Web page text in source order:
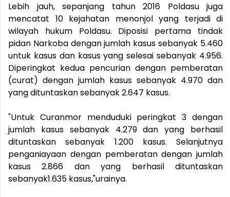
Lebih jauh, sepanjang tahun 2016 Poldasu juga
mencatat 10 kejahatan menonjol yang terjadi di
wilayah hukum Poldasu. Diposisi pertama tindak
pidan Narkoba dengan jumlah kasus sebanyak 5.460
untuk kasus dan kasus yang selesai sebanyak 4.956.
Diperingkat kedua pencurian dengan pemberatan
(curat) dengan jumlah kasus sebanyak 4.970 dan
yang dituntaskan sebanyak 2.647 kasus.
"Untuk Curanmor menduduki peringkat 3 dengan
jumlah kasus sebanyak 4.279 dan yang berhasil
dituntaskan sebanyak 1.200 kasus. Selanjutnya
penganiayaan dengan pemberatan dengan jumlah
kasus 2.866 dan yang berhasil dituntaskan
sebanyak1.635 kasus,"urainya.